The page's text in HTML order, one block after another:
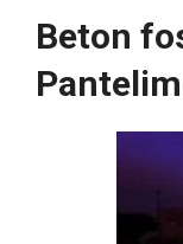
Beton